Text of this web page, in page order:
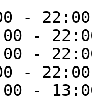
-
-
-
-
-